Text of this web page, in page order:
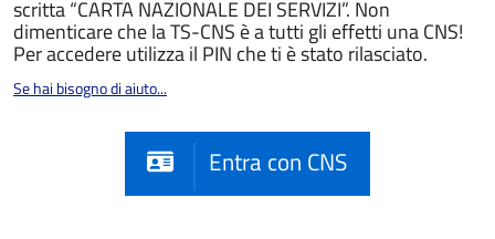
scritta “CARTA NAZIONALE DEI SERVIZI”. Non
dimenticare che la TS-CNS è a tutti gli effetti una CNS!
Per accedere utilizza il PIN che ti è stato rilasciato.
Se hai bisogno di aiuto...
Entra con CNS